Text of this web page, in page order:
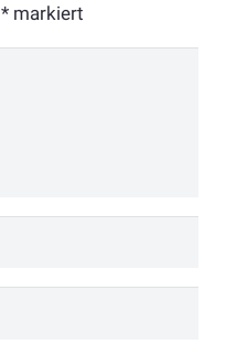
*markiert